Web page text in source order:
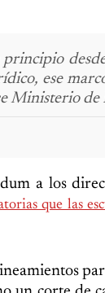
ese
Ministerio de
a los
que las